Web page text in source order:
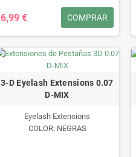
6,99 € COMPRAR
3-D Eyelash Extensions 0.07
D-MIX
Eyelash Extensions
COLOR: NEGRAS